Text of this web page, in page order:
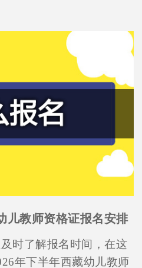
儿教师资格证报名安排
时了解报名时间，在这
年下半年西藏幼儿教师